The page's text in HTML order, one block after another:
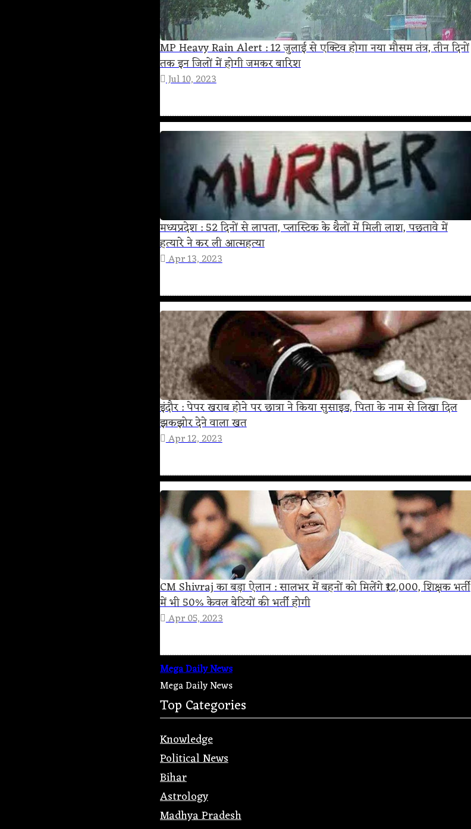
MP Heavy Rain Alert : 12 जुलाई से एक्टिव होगा नया मौसम तंत्र, तीन दिनों
तक इन जिलों में होगी जमकर बारिश
Jul 10, 2023
मध्यप्रदेश : 52 दिनों से लापता, प्लास्टिक के थैलों में मिली लाश, पछतावे में
हत्‍यारे ने कर ली आत्‍महत्‍या
Apr 13, 2023
इंदौर : पेपर खराब होने पर छात्रा ने किया सुसाइड, पिता के नाम से लिखा दिल
झकझोर देने वाला खत
Apr 12, 2023
CM Shivraj का बड़ा ऐलान : सालभर में बहनों को मिलेंगे ₹12,000, शिक्षक भर्ती
में भी 50% केवल बेटियों की भर्ती होगी
Apr 05, 2023
Mega Daily News
Mega Daily News
Top Categories
Knowledge
Political News
Bihar
Astrology
Madhya Pradesh